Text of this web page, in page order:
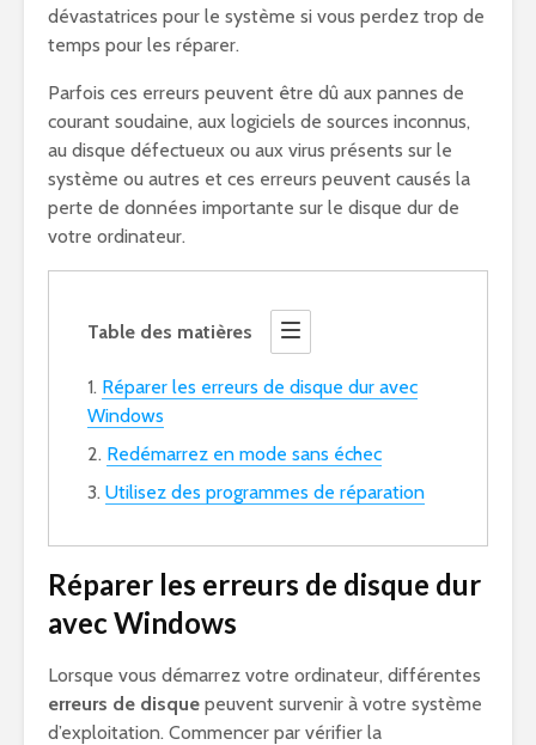
dévastatrices pour le système si vous perdez trop de
temps pour les réparer.
Parfois ces erreurs peuvent être dû aux pannes de
courant soudaine, aux logiciels de sources inconnus,
au disque défectueux ou aux virus présents sur le
système ou autres et ces erreurs peuvent causés la
perte de données importante sur le disque dur de
votre ordinateur.
Table des matières
Réparer les erreurs de disque dur avec
Windows
Redémarrez en mode sans échec
Utilisez des programmes de réparation
Réparer les erreurs de disque dur
avec Windows
Lorsque vous démarrez votre ordinateur, différentes
erreurs de disque peuvent survenir à votre système
d’exploitation. Commencer par vérifier la